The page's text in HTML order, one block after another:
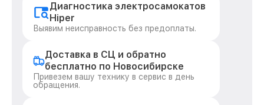
Диагностика электросамокатов
Hiper
Выявим неисправность без предоплаты.
Доставка в СЦ и обратно
бесплатно по Новосибирске
Привезем вашу технику в сервис в день
обращения.